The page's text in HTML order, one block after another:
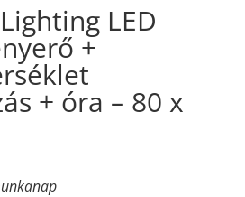
LED
+
+ óra – 80 x